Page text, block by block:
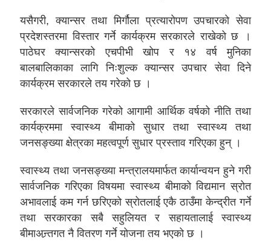
यसैगरी, क्यान्सर तथा मिर्गौला प्रत्यारोपण उपचारको सेवा
प्रदेशस्तरमा विस्तार गर्ने कार्यक्रम सरकारले राखेको छ ।
पाठेघर क्यान्सरको एचपीभी खोप र १४ वर्ष मुनिका
बालबालिकाका लागि निःशुल्क क्यान्सर उपचार सेवा दिने
कार्यक्रम सरकारले तय गरेको छ ।
सरकारले सार्वजनिक गरेको आगामी आर्थिक वर्षको नीति तथा
कार्यक्रममा स्वास्थ्य बीमाको सुधार तथा स्वास्थ्य तथा
जनसङ्ख्या क्षेत्रका महत्वपूर्ण सुधार प्रस्ताव गरिएका हुन् ।
स्वास्थ्य तथा जनसङ्ख्या मन्त्रालयमार्फत कार्यान्वयन हुने गरी
सार्वजनिक गरिएका विषयमा स्वास्थ्य बीमाको विद्यमान स्रोत
अभावलाई कम गर्न छरिएको स्रोतलाई एकै ठाउँमा केन्द्रीत गर्ने
तथा सरकारका सबै सहुलियत र सहायतालाई स्वास्थ्य
बीमाअन्र्तगत नै वितरण गर्ने योजना तय भएको छ ।